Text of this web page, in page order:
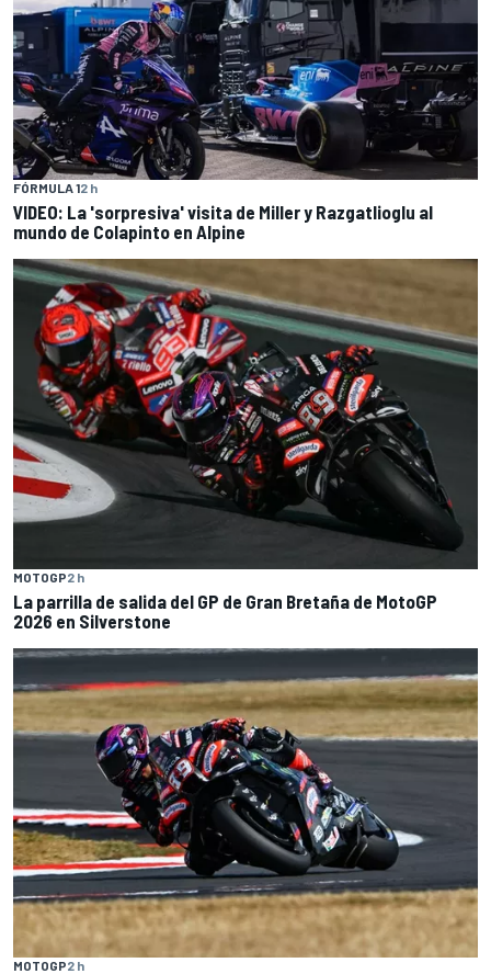
FÓRMULA 12 h
VIDEO: La 'sorpresiva' visita de Miller y Razgatlioglu al
mundo de Colapinto en Alpine
MOTOGP2 h
La parrilla de salida del GP de Gran Bretaña de MotoGP
2026 en Silverstone
MOTOGP2 h